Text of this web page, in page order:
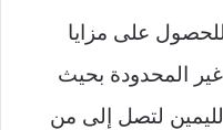
قم بالترقية إلى Tinder Plus للحصول على مزايا
غير المحدودة بحيث
لتصل إلى من